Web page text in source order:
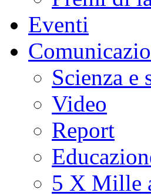
Eventi
Scienza e
Video
Report
5 X Mille